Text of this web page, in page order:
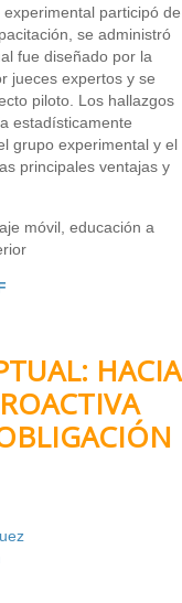
participó de
se administró
fue diseñado por la
jueces expertos y se
piloto. Los hallazgos
estadísticamente
grupo experimental y el
principales ventajas y
móvil, educación a
HACIA